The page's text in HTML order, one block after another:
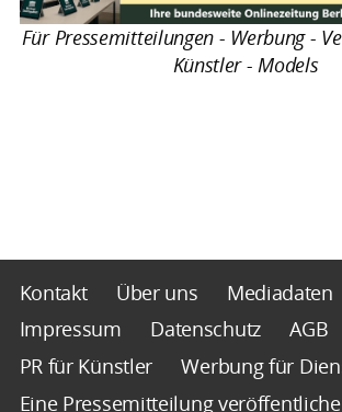
Für Pressemitteilungen - Werbung -
Künstler - Models
Kontakt Über uns
Mediadaten
Impressum
Datenschutz
AGB
PR für Künstler
Werbung für
Eine Pressemitteilung